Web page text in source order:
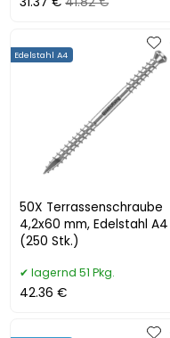
50X Terrassenschraube
4,2x60 mm, Edelstahl A4
(250 Stk.)
Edelstahl A4
lagernd 51 Pkg.
42.36 €